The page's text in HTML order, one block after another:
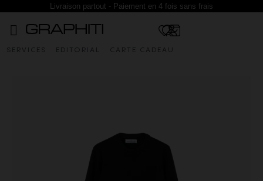
Livraison partout - Paiement en 4 fois sans frais
SERVICES EDITORIAL CARTE CADEAU